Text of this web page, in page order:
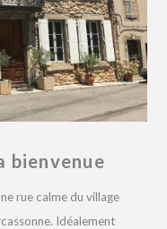
bienvenue
rue calme du village
Idéalement